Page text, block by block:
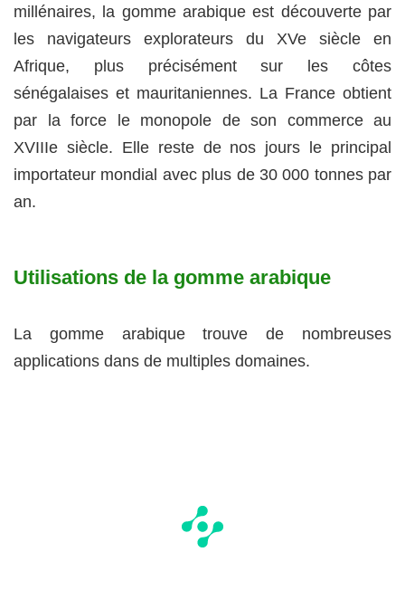
millénaires, la gomme arabique est découverte par
les navigateurs explorateurs du XVe siècle en
Afrique, plus précisément sur les côtes
sénégalaises et mauritaniennes. La France obtient
par la force le monopole de son commerce au
XVIIIe siècle. Elle reste de nos jours le principal
importateur mondial avec plus de 30 000 tonnes par
an.
Utilisations de la gomme arabique
La gomme arabique trouve de nombreuses
applications dans de multiples domaines.